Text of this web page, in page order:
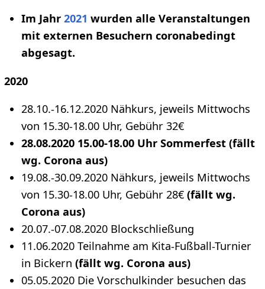
Im Jahr 2021 wurden alle Veranstaltungen
mit externen Besuchern coronabedingt
abgesagt.
2020
28.10.-16.12.2020 Nähkurs, jeweils Mittwochs
von 15.30-18.00 Uhr, Gebühr 32€
28.08.2020 15.00-18.00 Uhr Sommerfest (fällt
wg. Corona aus)
19.08.-30.09.2020 Nähkurs, jeweils Mittwochs
von 15.30-18.00 Uhr, Gebühr 28€ (fällt wg.
Corona aus)
20.07.-07.08.2020 Blockschließung
11.06.2020 Teilnahme am Kita-Fußball-Turnier
in Bickern (fällt wg. Corona aus)
05.05.2020 Die Vorschulkinder besuchen das